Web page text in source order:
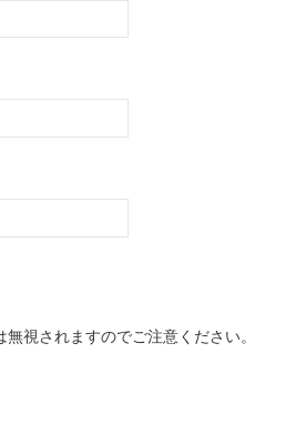
視されますのでご注意ください。